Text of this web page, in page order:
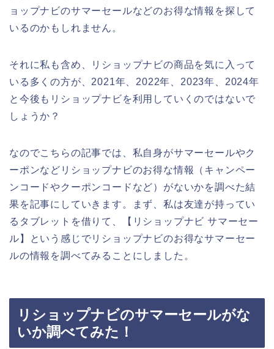
ョップナビのサマーセールなどのお得な情報を探して
いるのかもしれません。
それに私も含め、リショップナビの商品を気に入って
いる多くの方が、2021年、2022年、2023年、2024年
と今後もリショップナビを利用していくのではないで
しょうか？
なのでこちらの記事では、私自身がサマーセールやク
ーポンなどリショップナビのお得な情報（キャンペー
ンコードやクーポンコードなど）がないかを調べた結
果を記事にしていきます。まず、私は友達が持ってい
るタブレットを借りて、【リショップナビ サマーセー
ル】という感じでリショップナビのお得なサマーセー
ルの情報を調べてみることにしました。
リショップナビのサマーセールがな
いか調べてみた！